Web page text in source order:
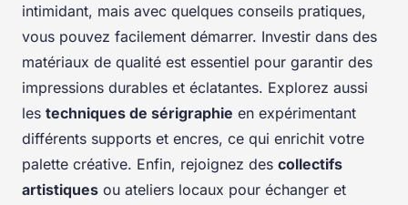
intimidant, mais avec quelques conseils pratiques,
vous pouvez facilement démarrer. Investir dans des
matériaux de qualité est essentiel pour garantir des
impressions durables et éclatantes. Explorez aussi
les techniques de sérigraphie en expérimentant
différents supports et encres, ce qui enrichit votre
palette créative. Enfin, rejoignez des collectifs
artistiques ou ateliers locaux pour échanger et